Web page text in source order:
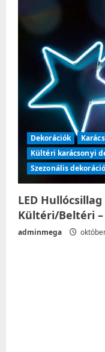
Dekorációk
Kültéri karácsonyi
Szezonális
LED
Kültéri/Beltéri –
adminmega